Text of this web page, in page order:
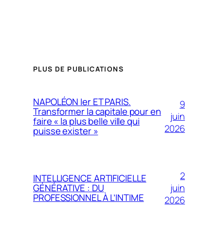
PLUS DE PUBLICATIONS
NAPOLÉON Ier ET PARIS.
Transformer la capitale pour en
faire « la plus belle ville qui
puisse exister »
9
juin
2026
INTELLIGENCE ARTIFICIELLE
GÉNÉRATIVE : DU
PROFESSIONNEL À L’INTIME
2
juin
2026